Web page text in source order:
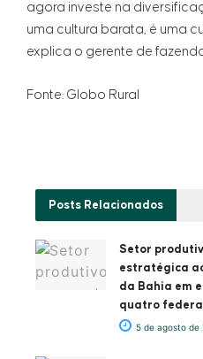
agora investe na
uma cultura barata, é uma
explica o gerente de
Fonte: Globo Rural
Posts Relacionados
Setor
estratégica
da Bahia em
quatro
5 de agosto de